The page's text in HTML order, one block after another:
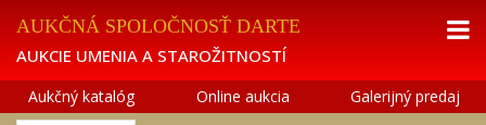
AUKČNÁ SPOLOČNOSŤ DARTE
AUKCIE UMENIA A STAROŽITNOSTÍ
Aukčný katalóg Online aukcia Galerijný predaj